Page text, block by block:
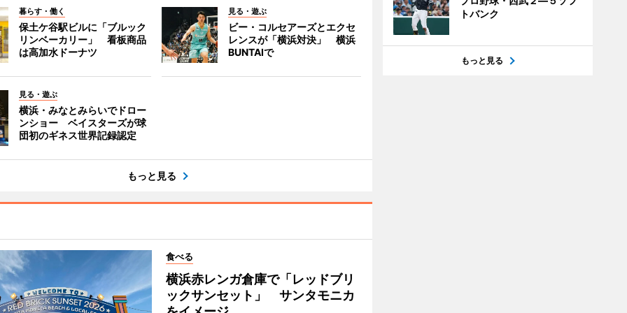
暮らす・働く
保土ケ谷駅ビルに「ブルック
リンベーカリー」 看板商品
は高加水ドーナツ
見る・遊ぶ
ビー・コルセアーズとエクセ
レンスが「横浜対決」 横浜
BUNTAIで
見る・遊ぶ
横浜・みなとみらいでドロー
ンショー ベイスターズが球
団初のギネス世界記録認定
もっと見る
食べる
横浜赤レンガ倉庫で「レッドブリ
ックサンセット」 サンタモニカ
トバンク
もっと見る